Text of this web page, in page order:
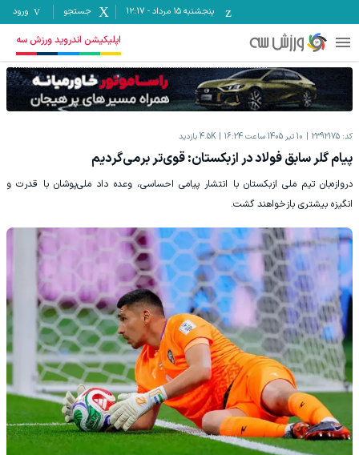
پنجشنبه ۱۵ مرداد -
12:17 جستجو ورود
اپلیکیشن اندروید ورزش سه
کد: 2392175 10 تیر 1405 ساعت 16:24 4.5K بازدید
پیام گلر سابق فولاد در ازبکستان: قوی‌تر برمی‌گردیم
دروازه‌بان تیم ملی ازبکستان با انتشار پیامی احساسی، وعده داد ملی‌پوشان با قدرت و
انگیزه بیشتری بازخواهند گشت.